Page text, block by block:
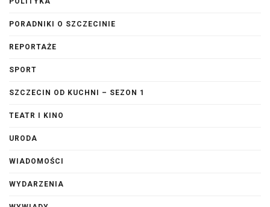
PORADNIKI O SZCZECINIE
REPORTAŻE
SPORT
SZCZECIN OD KUCHNI – SEZON 1
TEATR I KINO
URODA
WIADOMOŚCI
WYDARZENIA